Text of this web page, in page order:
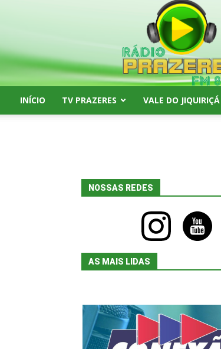
INÍCIO TV PRAZERES VALE DO JIQUIRIÇÁ
NOSSAS REDES
instagram youtube
AS MAIS LIDAS